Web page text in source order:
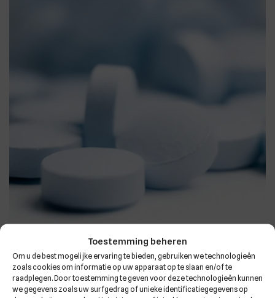
Toestemming beheren
Om u de best mogelijke ervaring te bieden, gebruiken we technologieën
zoals cookies om informatie op uw apparaat op te slaan en/of te
raadplegen. Door toestemming te geven voor deze technologieën kunnen
we gegevens zoals uw surfgedrag of unieke identificatiegegevens op
Accessoires
Hirudocleaner
3.50